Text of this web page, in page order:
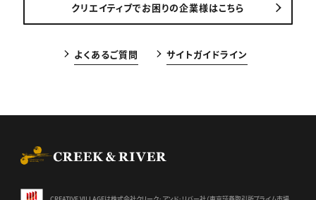
クリエイティブでお困りの企業様はこちら
よくあるご質問 サイトガイドライン